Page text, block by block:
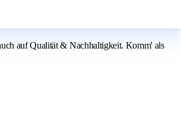
auf Qualität & Nachhaltigkeit. Komm' als